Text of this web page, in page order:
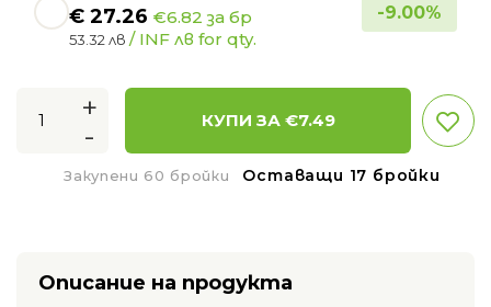
€ 27.26 €6.82 за бр
53.32 лв / INF лв for qty.
-9.00%
+
-
КУПИ ЗА €7.49
Закупени 60 бройки Оставащи 17 бройки
Описание на продукта